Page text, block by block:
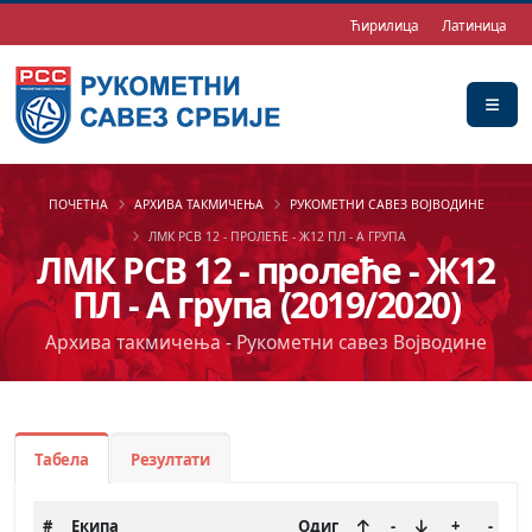
Ћирилица Латиница
ЛМК РСВ 12 - пролеће - Ж12
ПЛ - А група (2019/2020)
Архива такмичења - Рукометни савез Војводине
ПОЧЕТНА АРХИВА ТАКМИЧЕЊА
РУКОМЕТНИ САВЕЗ ВОЈВОДИНЕ
ЛМК РСВ 12 - ПРОЛЕЋЕ - Ж12 ПЛ - А ГРУПА
Табела Резултати
# Екипа Одиг - + -